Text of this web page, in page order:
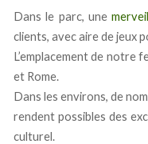
Dans le parc, une
clients, avec aire de jeux
L’emplacement de notre
et Rome.
Dans les environs, de
rendent possibles des
culturel.